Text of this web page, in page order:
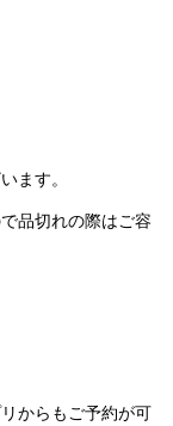
ます。
品切れの際はご容
からもご予約が可